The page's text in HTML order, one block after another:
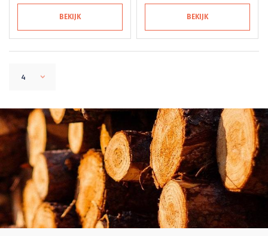
BEKIJK BEKIJK
4